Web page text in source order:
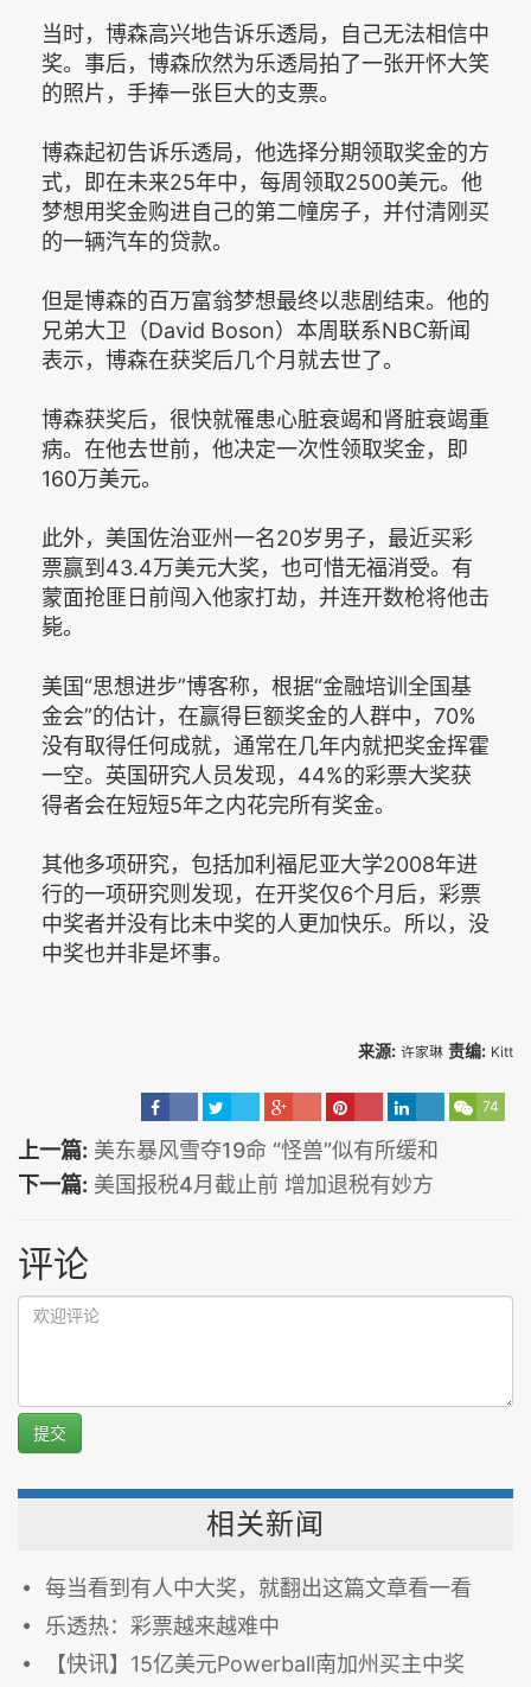
当时，博森高兴地告诉乐透局，自己无法相信中
奖。事后，博森欣然为乐透局拍了一张开怀大笑
的照片，手捧一张巨大的支票。
博森起初告诉乐透局，他选择分期领取奖金的方
式，即在未来25年中，每周领取2500美元。他
梦想用奖金购进自己的第二幢房子，并付清刚买
的一辆汽车的贷款。
但是博森的百万富翁梦想最终以悲剧结束。他的
兄弟大卫（David Boson）本周联系NBC新闻
表示，博森在获奖后几个月就去世了。
博森获奖后，很快就罹患心脏衰竭和肾脏衰竭重
病。在他去世前，他决定一次性领取奖金，即
160万美元。
此外，美国佐治亚州一名20岁男子，最近买彩
票赢到43.4万美元大奖，也可惜无福消受。有
蒙面抢匪日前闯入他家打劫，并连开数枪将他击
毙。
美国“思想进步”博客称，根据“金融培训全国基
金会”的估计，在赢得巨额奖金的人群中，70%
没有取得任何成就，通常在几年内就把奖金挥霍
一空。英国研究人员发现，44%的彩票大奖获
得者会在短短5年之内花完所有奖金。
其他多项研究，包括加利福尼亚大学2008年进
行的一项研究则发现，在开奖仅6个月后，彩票
中奖者并没有比未中奖的人更加快乐。所以，没
中奖也并非是坏事。
来源: 许家琳 责编: Kitt
74
上一篇: 美东暴风雪夺19命 “怪兽”似有所缓和
下一篇: 美国报税4月截止前 增加退税有妙方
评论
提交
相关新闻
每当看到有人中大奖，就翻出这篇文章看一看
乐透热：彩票越来越难中
【快讯】15亿美元Powerball南加州买主中奖